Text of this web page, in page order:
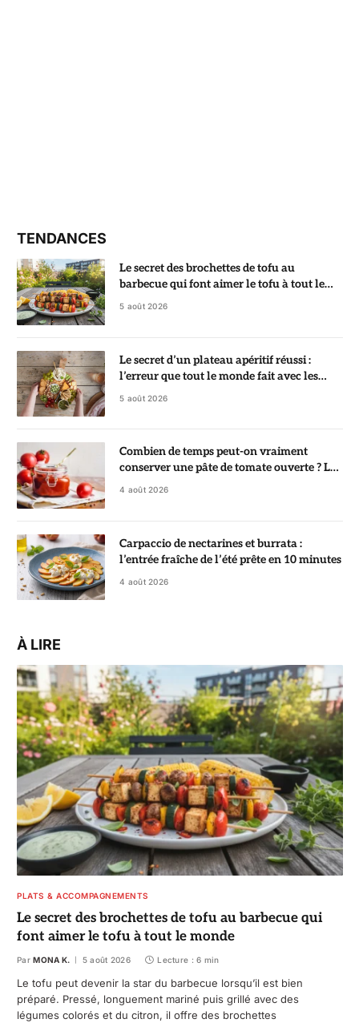
TENDANCES
Le secret des brochettes de tofu au
barbecue qui font aimer le tofu à tout le
monde
5 août 2026
Le secret d’un plateau apéritif réussi :
l’erreur que tout le monde fait avec les
crackers
5 août 2026
Combien de temps peut-on vraiment
conserver une pâte de tomate ouverte ? La
réponse va vous surprendre
4 août 2026
Carpaccio de nectarines et burrata :
l’entrée fraîche de l’été prête en 10 minutes
4 août 2026
À LIRE
PLATS & ACCOMPAGNEMENTS
Le secret des brochettes de tofu au barbecue qui
font aimer le tofu à tout le monde
Par MONA K. 5 août 2026 Lecture : 6 min
Le tofu peut devenir la star du barbecue lorsqu’il est bien
préparé. Pressé, longuement mariné puis grillé avec des
légumes colorés et du citron, il offre des brochettes